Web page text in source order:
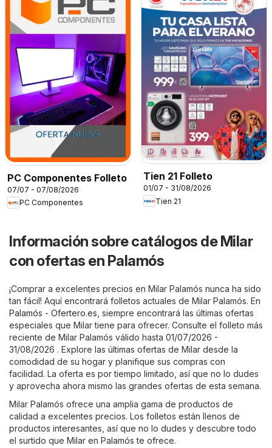
PC Componentes Folleto
07/07 - 07/08/2026
PC Componentes
Tien 21 Folleto
01/07 - 31/08/2026
Tien 21
Información sobre catálogos de Milar
con ofertas en Palamós
¡Comprar a excelentes precios en Milar Palamós nunca ha sido
tan fácil! Aquí encontrará folletos actuales de Milar Palamós. En
Palamós - Ofertero.es , siempre encontrará las últimas ofertas
especiales que Milar tiene para ofrecer. Consulte el folleto más
reciente de Milar Palamós válido hasta 01/07/2026 -
31/08/2026 . Explore las últimas ofertas de Milar desde la
comodidad de su hogar y planifique sus compras con
facilidad. La oferta es por tiempo limitado, así que no lo dudes
y aprovecha ahora mismo las grandes ofertas de esta semana.
Milar Palamós ofrece una amplia gama de productos de
calidad a excelentes precios. Los folletos están llenos de
productos interesantes, así que no lo dudes y descubre todo
el surtido que Milar en Palamós te ofrece.